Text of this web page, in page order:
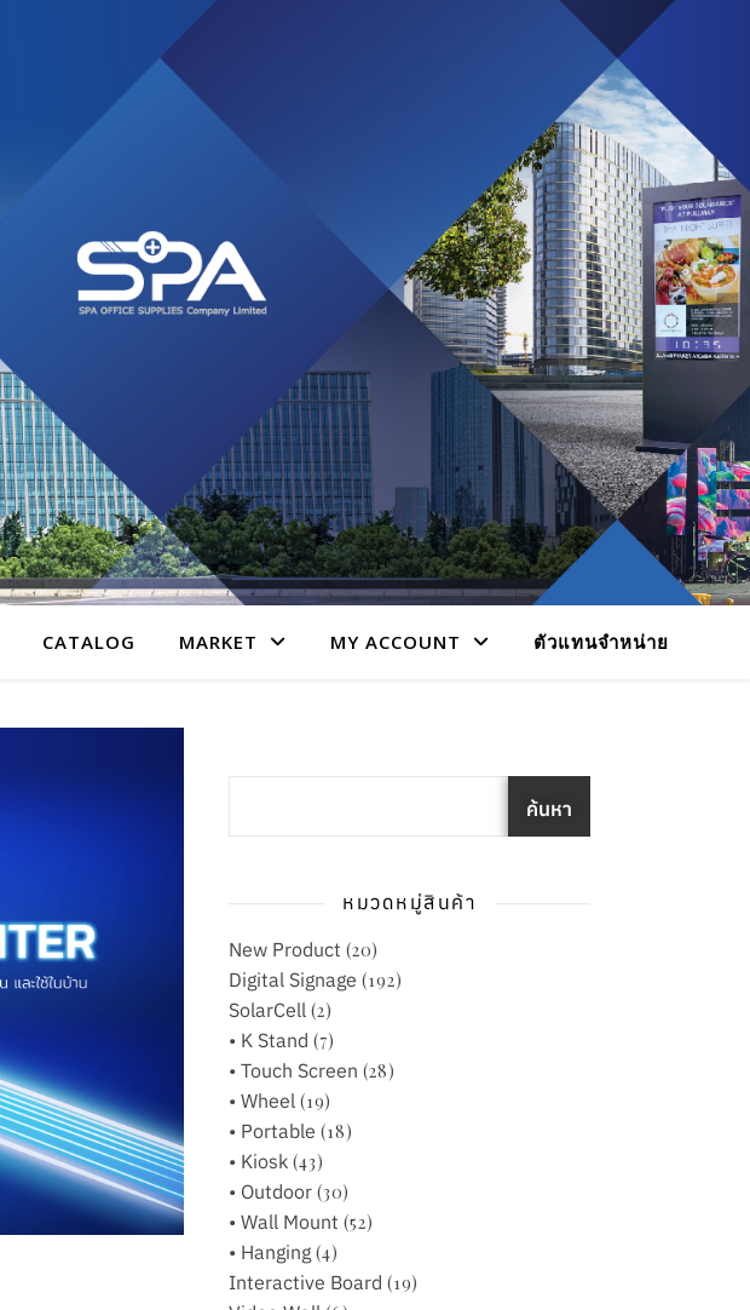
CATALOG MARKET MY ACCOUNT ตัวแทนจำหน่าย
ค้นหา
หมวดหมู่สินค้า
New Product (20)
Digital Signage (192)
SolarCell (2)
• K Stand (7)
• Touch Screen (28)
• Wheel (19)
• Portable (18)
• Kiosk (43)
• Outdoor (30)
• Wall Mount (52)
• Hanging (4)
Interactive Board (19)